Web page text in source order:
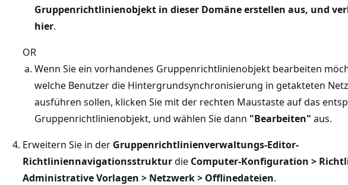
Gruppenrichtlinienobjekt in dieser Domäne erstellen aus, und
hier.
OR
Wenn Sie ein vorhandenes Gruppenrichtlinienobjekt bearbeiten
welche Benutzer die Hintergrundsynchronisierung in getakteten
ausführen sollen, klicken Sie mit der rechten Maustaste auf das
Gruppenrichtlinienobjekt, und wählen Sie dann "Bearbeiten" aus.
Erweitern Sie in der Gruppenrichtlinienverwaltungs-Editor-
Richtliniennavigationsstrukturdie Computer-Konfiguration >
Administrative Vorlagen > Netzwerk > Offlinedateien.